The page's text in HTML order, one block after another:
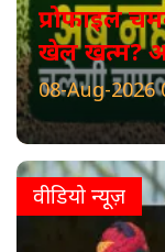
प्रोफाइल
खेल खत्म?
08-Aug-2026
वीडियो न्यूज़